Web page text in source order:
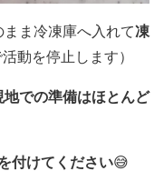
ま冷凍庫へ入れて凍
活動を停止します）
での準備はほとんど
付けてください😅